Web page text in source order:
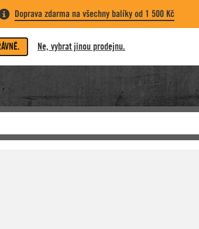
Doprava zdarma na všechny balíky od 1 500 Kč
Ne, vybrat jinou prodejnu.